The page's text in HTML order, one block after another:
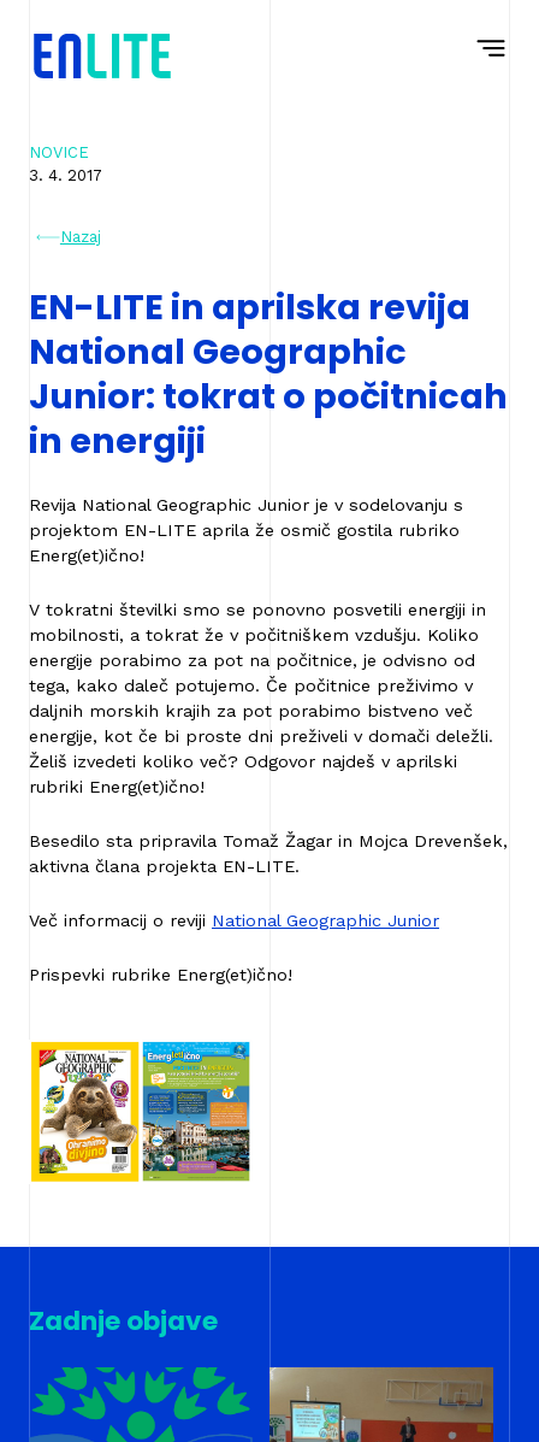
NOVICE
3. 4. 2017
Nazaj
EN-LITE in aprilska revija
National Geographic
Junior: tokrat o počitnicah
in energiji
Revija National Geographic Junior je v sodelovanju s
projektom EN-LITE aprila že osmič gostila rubriko
Energ(et)ično!
V tokratni številki smo se ponovno posvetili energiji in
mobilnosti, a tokrat že v počitniškem vzdušju. Koliko
energije porabimo za pot na počitnice, je odvisno od
tega, kako daleč potujemo. Če počitnice preživimo v
daljnih morskih krajih za pot porabimo bistveno več
energije, kot če bi proste dni preživeli v domači deležli.
Želiš izvedeti koliko več? Odgovor najdeš v aprilski
rubriki Energ(et)ično!
Besedilo sta pripravila Tomaž Žagar in Mojca Drevenšek,
aktivna člana projekta EN-LITE.
Več informacij o reviji National Geographic Junior
Prispevki rubrike Energ(et)ično!
Zadnje objave